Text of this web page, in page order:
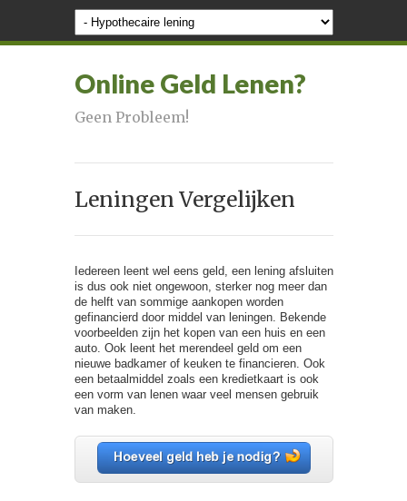
Online Geld Lenen?
Geen Probleem!
Leningen Vergelijken
Iedereen leent wel eens geld, een lening afsluiten
is dus ook niet ongewoon, sterker nog meer dan
de helft van sommige aankopen worden
gefinancierd door middel van leningen. Bekende
voorbeelden zijn het kopen van een huis en een
auto. Ook leent het merendeel geld om een
nieuwe badkamer of keuken te financieren. Ook
een betaalmiddel zoals een kredietkaart is ook
een vorm van lenen waar veel mensen gebruik
van maken.